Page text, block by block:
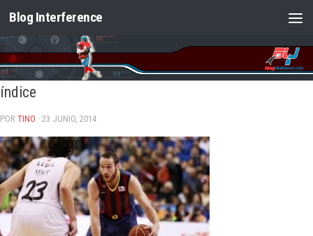
Saltar al contenido
Blog Interference
índice
POR TINO · 23 JUNIO, 2014